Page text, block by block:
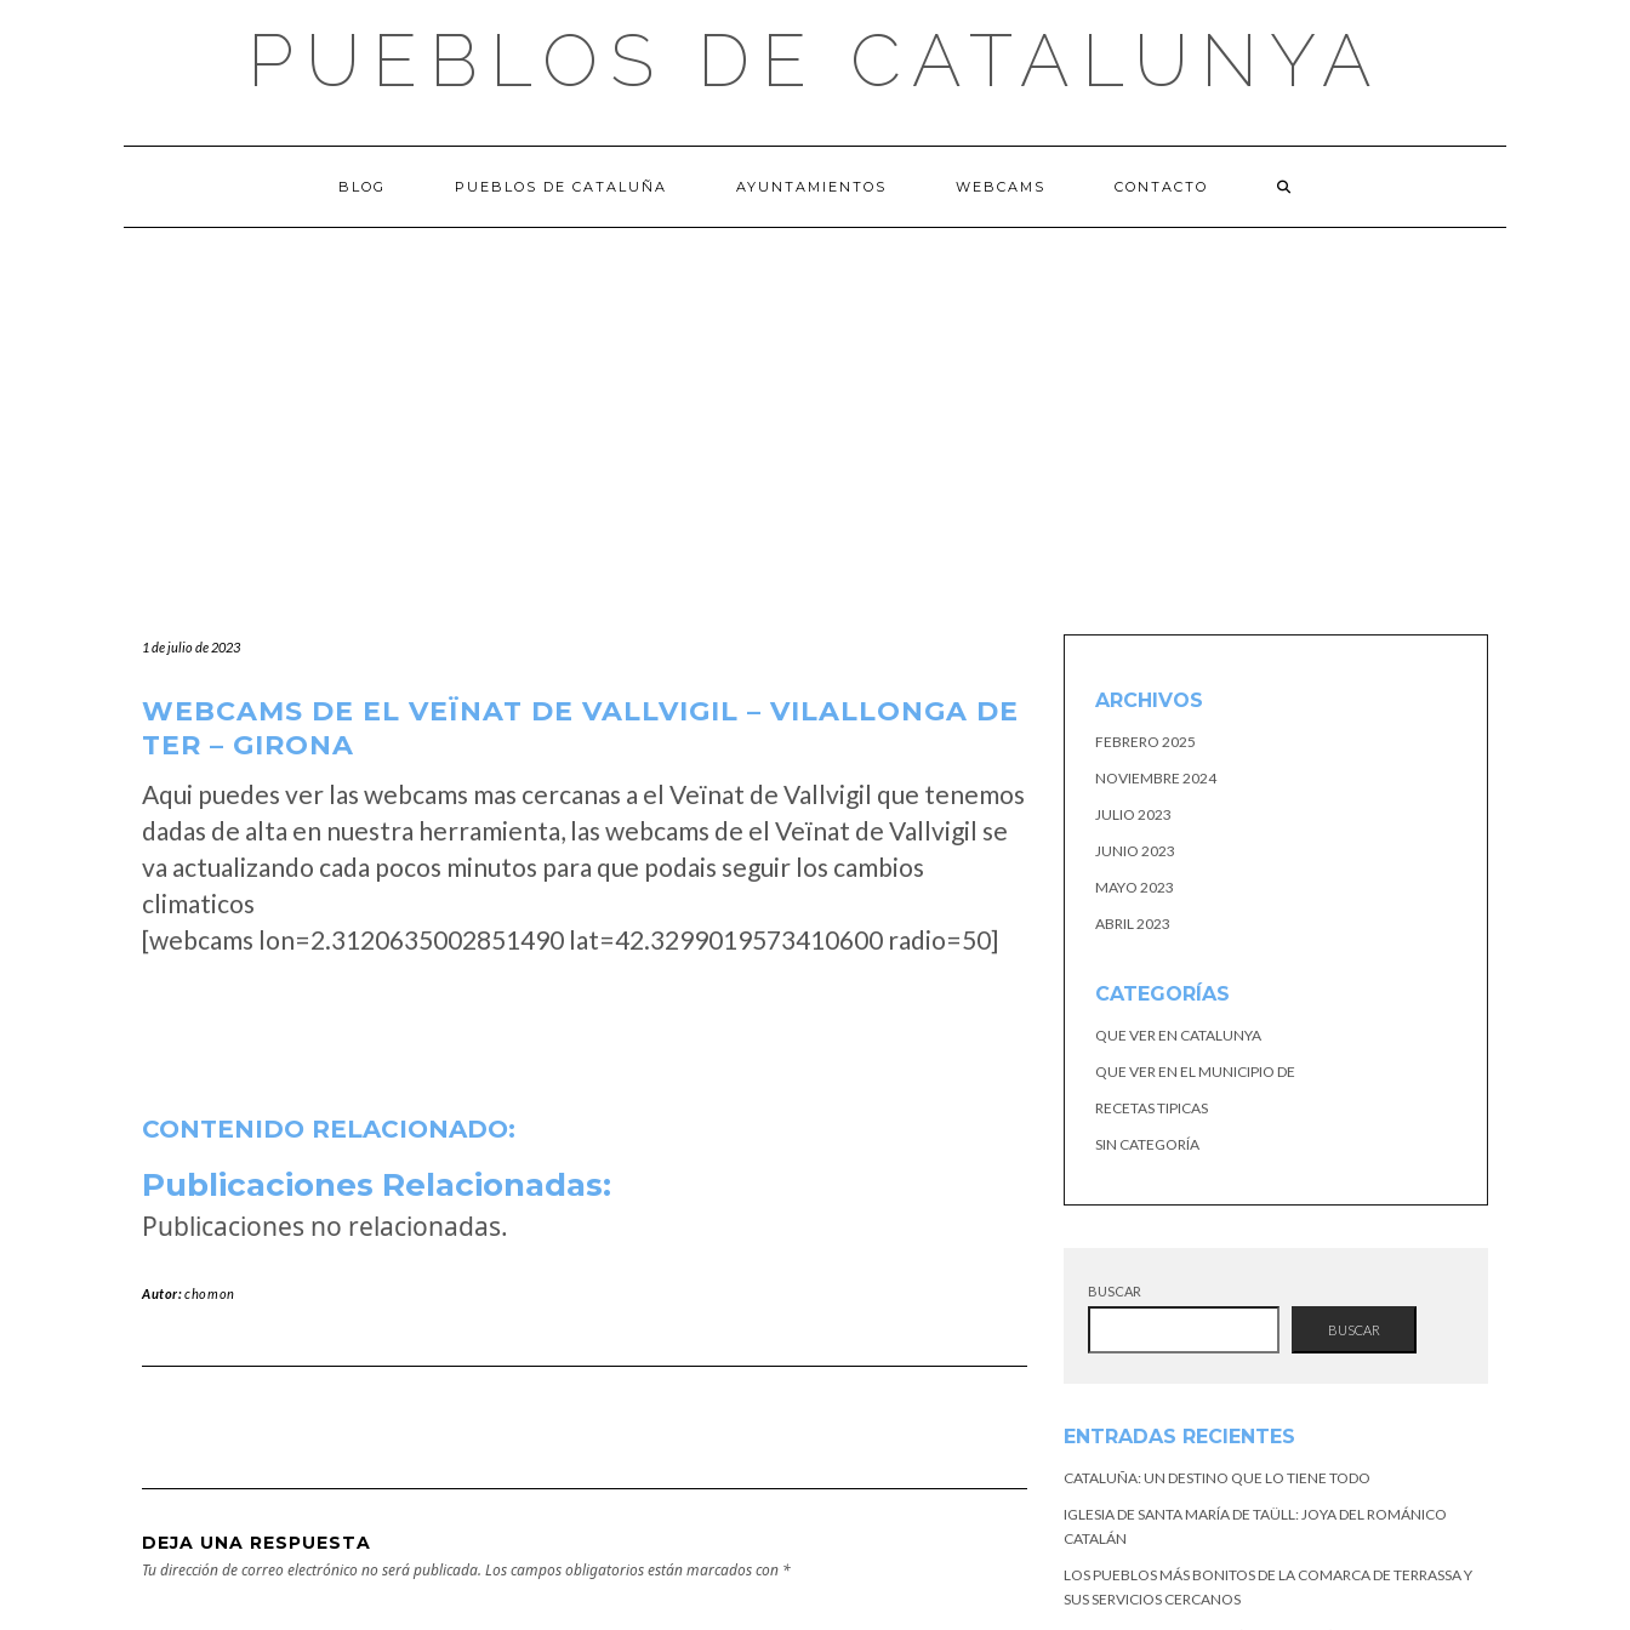
PUEBLOS DE CATALUNYA
BLOG PUEBLOS DE CATALUÑA AYUNTAMIENTOS WEBCAMS CONTACTO
1 de julio de 2023
WEBCAMS DE EL VEÏNAT DE VALLVIGIL – VILALLONGA DE
TER – GIRONA
Aqui puedes ver las webcams mas cercanas a el Veïnat de Vallvigil que tenemos
dadas de alta en nuestra herramienta, las webcams de el Veïnat de Vallvigil se
va actualizando cada pocos minutos para que podais seguir los cambios
climaticos
[webcams lon=2.3120635002851490 lat=42.3299019573410600 radio=50]
CONTENIDO RELACIONADO:
Publicaciones Relacionadas:
Publicaciones no relacionadas.
Autor:chomon
DEJA UNA RESPUESTA
Tu dirección de correo electrónico no será publicada. Los campos obligatorios están marcados con *
ARCHIVOS
FEBRERO 2025
NOVIEMBRE 2024
JULIO 2023
JUNIO 2023
MAYO 2023
ABRIL 2023
CATEGORÍAS
QUE VER EN CATALUNYA
QUE VER EN EL MUNICIPIO DE
RECETAS TIPICAS
SIN CATEGORÍA
BUSCAR
BUSCAR
ENTRADAS RECIENTES
CATALUÑA: UN DESTINO QUE LO TIENE TODO
IGLESIA DE SANTA MARÍA DE TAÜLL: JOYA DEL ROMÁNICO
CATALÁN
LOS PUEBLOS MÁS BONITOS DE LA COMARCA DE TERRASSA Y
SUS SERVICIOS CERCANOS